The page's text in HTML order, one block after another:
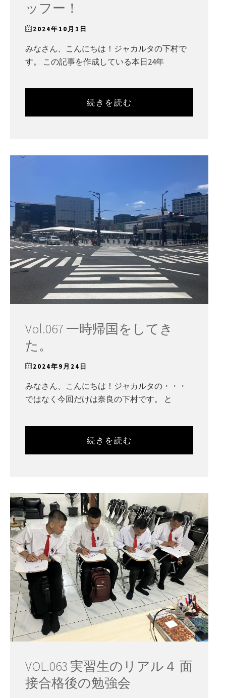
ッフー！
2024年10月1日
みなさん、こんにちは！ジャカルタの下村で
す。 この記事を作成している本日24年
続きを読む
Vol.067 一時帰国をしてき
た。
2024年9月24日
みなさん、こんにちは！ジャカルタの・・・
ではなく今回だけは奈良の下村です。 と
続きを読む
VOL.063 実習生のリアル４ 面
接合格後の勉強会